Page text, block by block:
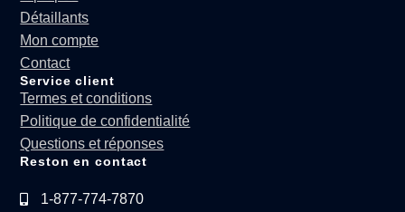
Détaillants
Mon compte
Contact
Service client
Termes et conditions
Politique de confidentialité
Questions et réponses
Reston en contact
1-877-774-7870